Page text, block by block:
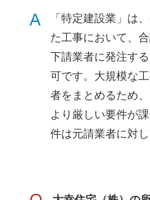
A
「特定建設業」は
た工事において、
下請業者に発注す
可です。大規模な
者をまとめるため
より厳しい要件が
件は元請業者に対